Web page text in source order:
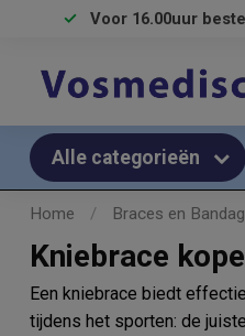
Voor 16.00uur
Alle categorieën
Home / Braces en
Kniebrace
Een kniebrace biedt
tijdens het sporten: de